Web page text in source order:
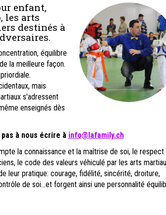
enfant,
les arts
destinés à
équilibre
la meilleure façon.
mais
s'adressent
enseignés dès
à nous écrire à info@lafamily.ch
la connaissance et la maîtrise de soi, le respect
le code des valeurs véhiculé par les arts
leur pratique: courage, fidélité, sincérité, droiture,
de soi...et forgent ainsi une personnalité